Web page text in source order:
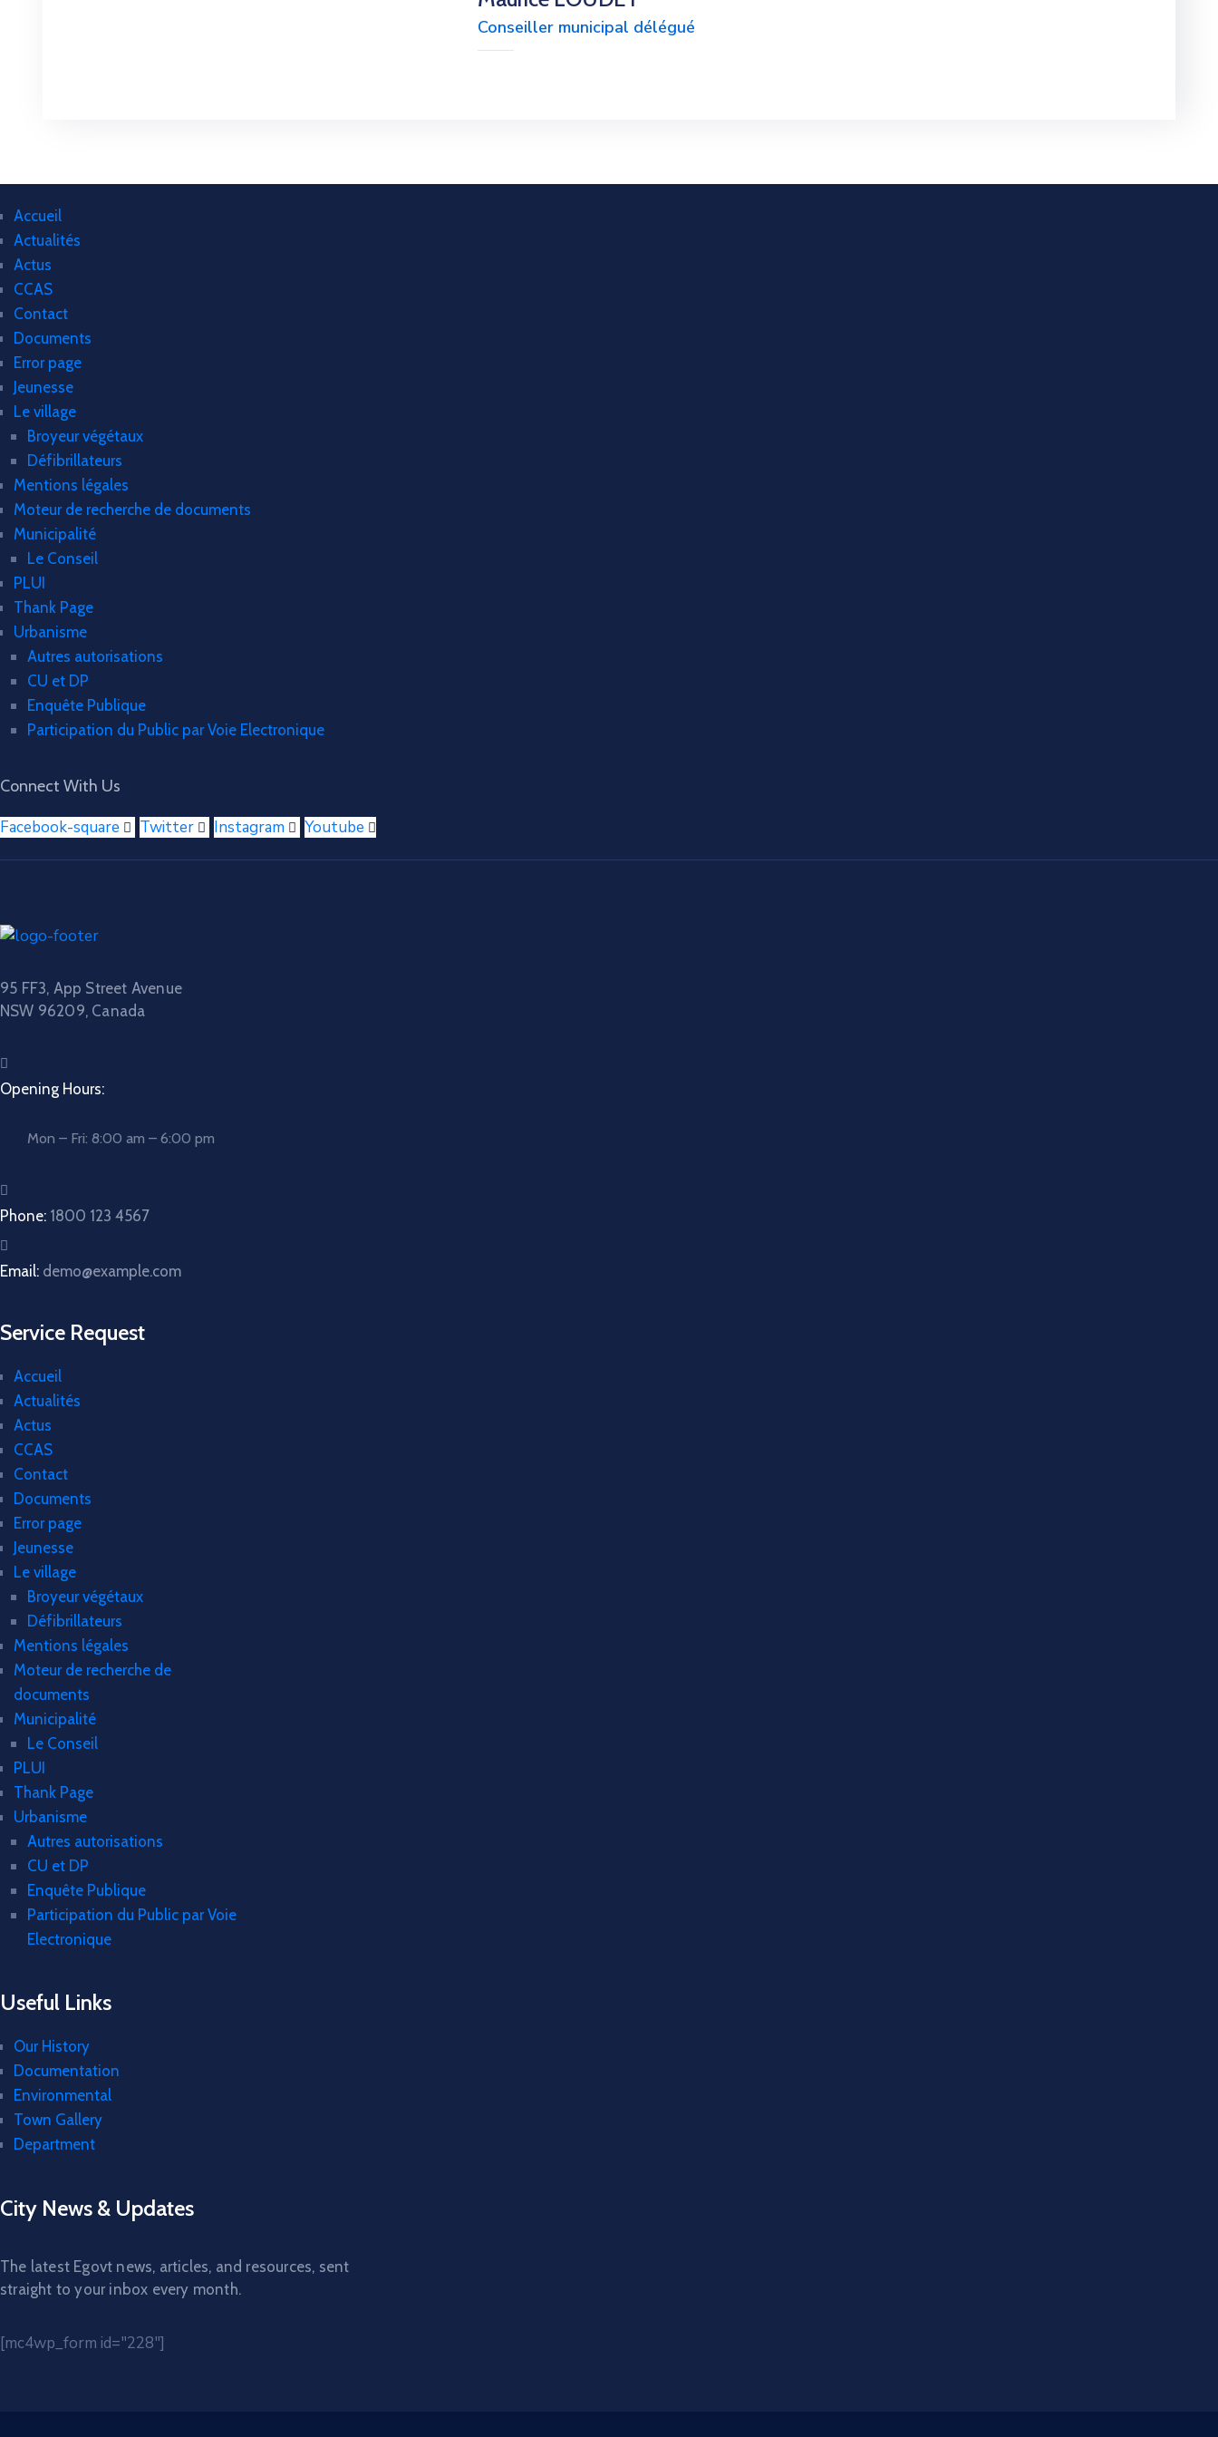
Conseiller municipal délégué
Accueil
Actualités
Actus
CCAS
Contact
Documents
Error page
Jeunesse
Le village
Broyeur végétaux
Défibrillateurs
Mentions légales
Moteur de recherche de documents
Municipalité
Le Conseil
PLUI
Thank Page
Urbanisme
Autres autorisations
CU et DP
Enquête Publique
Participation du Public par Voie Electronique
Connect With Us
Facebook-square Twitter Instagram Youtube
95 FF3, App Street Avenue
NSW 96209, Canada
Opening Hours:
Mon – Fri: 8:00 am – 6:00 pm
Phone: 1800 123 4567
Email: demo@example.com
Service Request
Accueil
Actualités
Actus
CCAS
Contact
Documents
Error page
Jeunesse
Le village
Broyeur végétaux
Défibrillateurs
Mentions légales
Moteur de recherche de
documents
Municipalité
Le Conseil
PLUI
Thank Page
Urbanisme
Autres autorisations
CU et DP
Enquête Publique
Participation du Public par Voie
Electronique
Useful Links
Our History
Documentation
Environmental
Town Gallery
Department
City News & Updates
The latest Egovt news, articles, and resources, sent
straight to your inbox every month.
[mc4wp_form id="228"]